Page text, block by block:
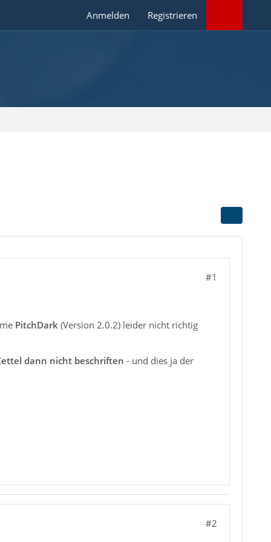
Anmelden Registrieren
#1
PitchDark(Version 2.0.2) leider nicht richtig
dann nicht beschriften - und dies ja der
#2